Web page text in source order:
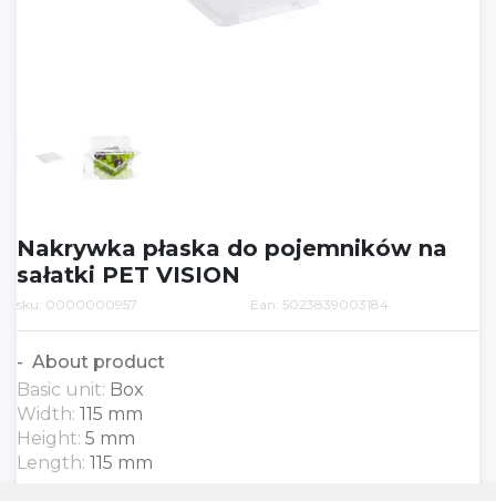
Nakrywka płaska do pojemników na
sałatki PET VISION
sku: 0000000957 Ean: 5023839003184
About product
Basic unit: Box
Width: 115 mm
Height: 5 mm
Length: 115 mm